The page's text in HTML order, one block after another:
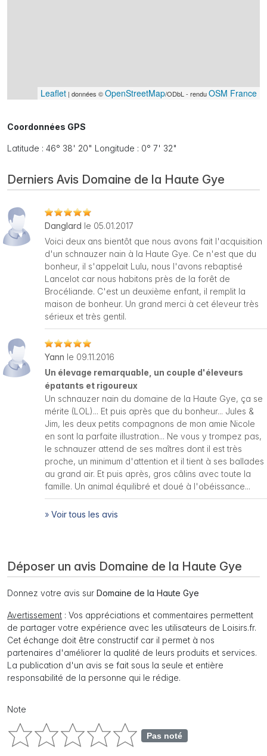
Leaflet | données ©OpenStreetMap/ODbL - renduOSM France
Coordonnées GPS
Latitude : 46° 38' 20" Longitude : 0° 7' 32"
Derniers Avis Domaine de la Haute Gye
Danglard le 05.01.2017
Voici deux ans bientôt que nous avons fait l'acquisition
d'un schnauzer nain à la Haute Gye. Ce n'est que du
bonheur, il s'appelait Lulu, nous l'avons rebaptisé
Lancelot car nous habitons près de la forêt de
Brocéliande. C'est un deuxième enfant, il remplit la
maison de bonheur. Un grand merci à cet éleveur très
sérieux et très gentil.
Yann le 09.11.2016
Un élevage remarquable, un couple d'éleveurs
épatants et rigoureux
Un schnauzer nain du domaine de la Haute Gye, ça se
mérite (LOL)... Et puis après que du bonheur... Jules &
Jim, les deux petits compagnons de mon amie Nicole
en sont la parfaite illustration... Ne vous y trompez pas,
le schnauzer attend de ses maîtres dont il est très
proche, un minimum d'attention et il tient à ses ballades
au grand air. Et puis après, gros câlins avec toute la
famille. Un animal équilibré et doué à l'obéissance...
» Voir tous les avis
Déposer un avis Domaine de la Haute Gye
Donnez votre avis sur Domaine de la Haute Gye
Avertissement : Vos appréciations et commentaires permettent
de partager votre expérience avec les utilisateurs de Loisirs.fr.
Cet échange doit être constructif car il permet à nos
partenaires d'améliorer la qualité de leurs produits et services.
La publication d'un avis se fait sous la seule et entière
responsabilité de la personne qui le rédige.
Note
Pas noté